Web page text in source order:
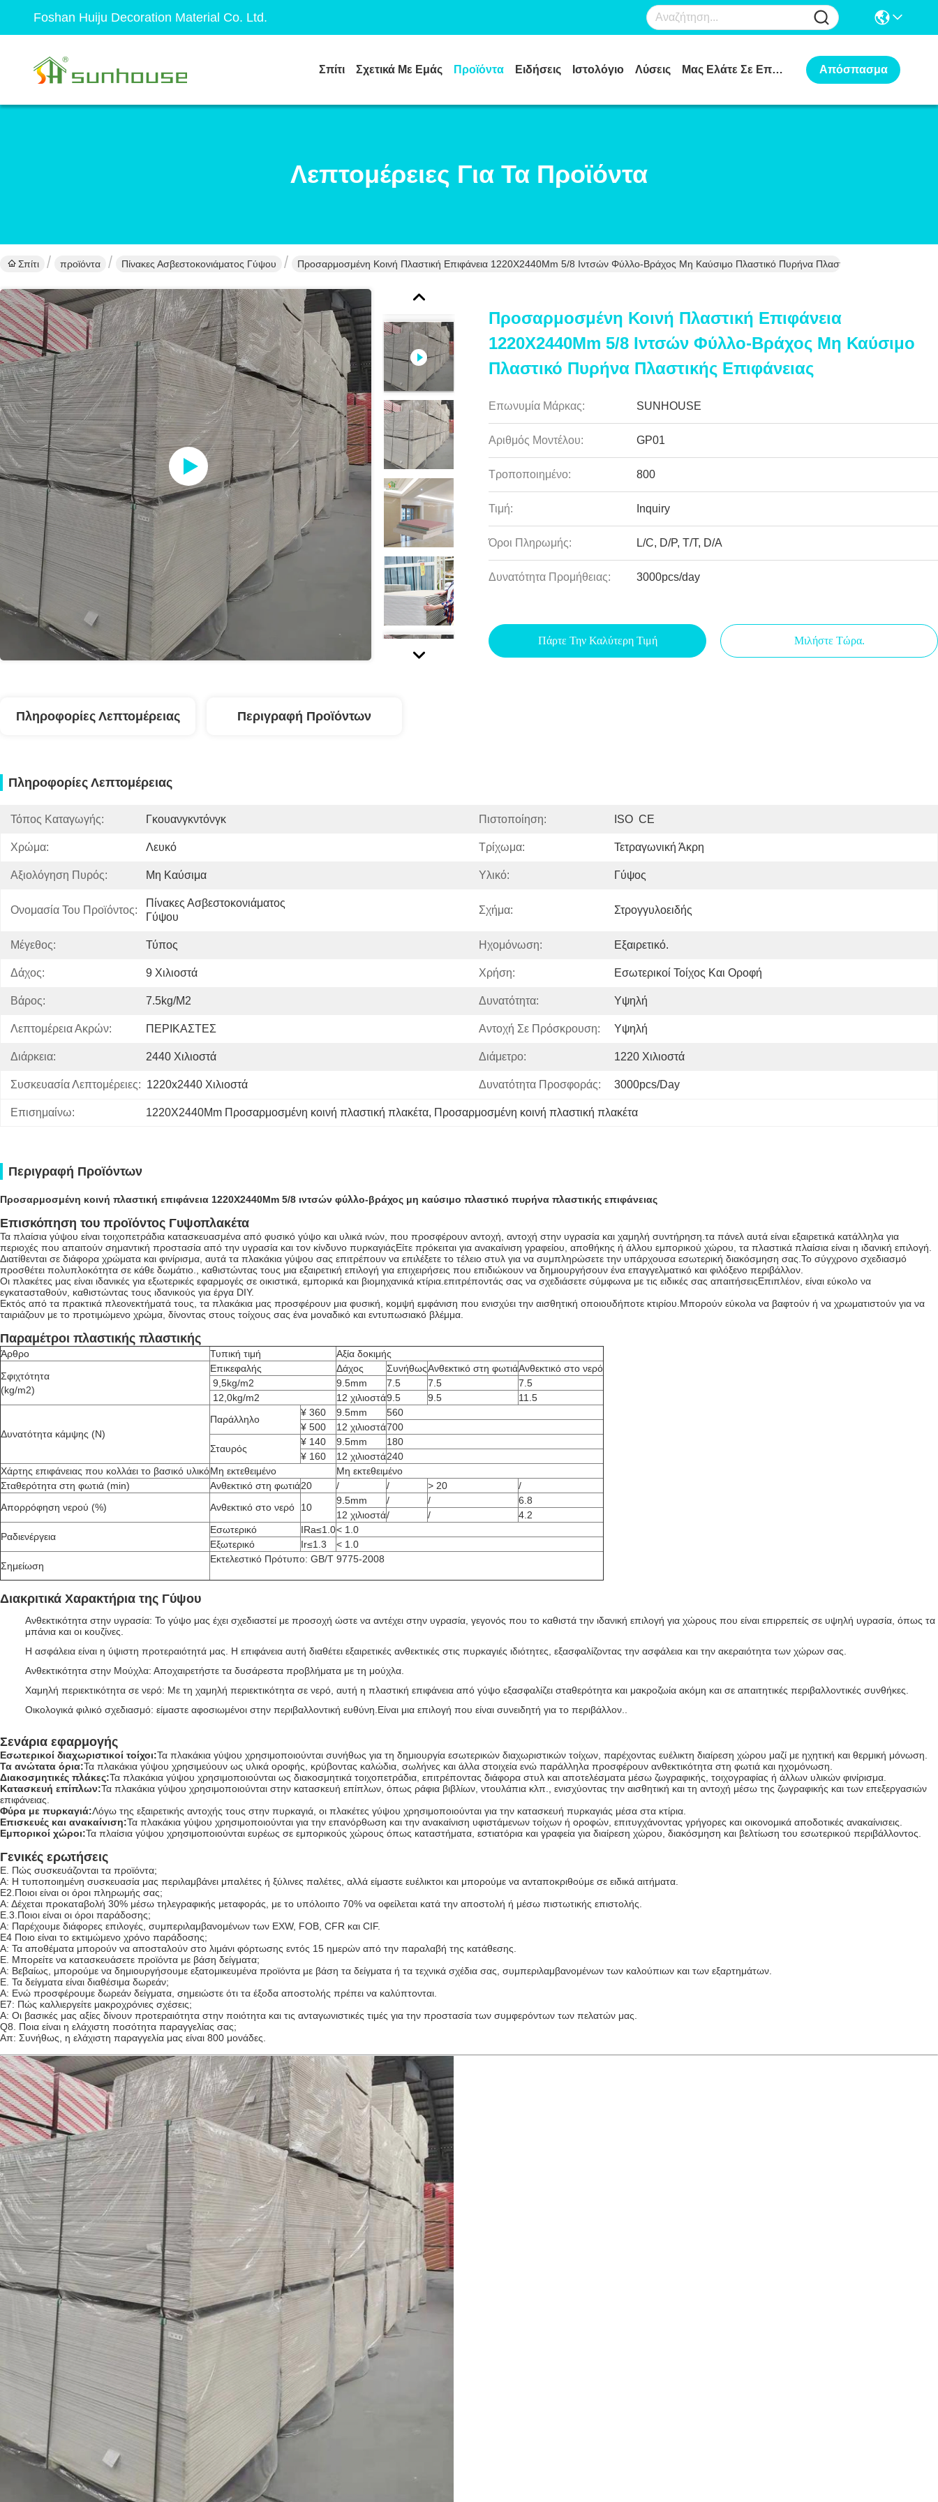
Foshan Huiju Decoration Material Co. Ltd.
Σπίτι Σχετικά Με Εμάς Προϊόντα Ειδήσεις Ιστολόγιο Λύσεις Μας Ελάτε Σε Επαφή Με Απόσπασμα
Λεπτομέρειες Για Τα Προϊόντα
Σπίτι προϊόντα Πίνακες Ασβεστοκονιάματος Γύψου Προσαρμοσμένη Κοινή Πλαστική Επιφάνεια 1220X2440Mm 5/8 Ιντσών Φύλλο-Βράχος Μη Καύσιμο Πλαστικό Πυρήνα Πλαστικής Επιφάνειας
Προσαρμοσμένη Κοινή Πλαστική Επιφάνεια
1220X2440Mm 5/8 Ιντσών Φύλλο-Βράχος Μη Καύσιμο
Πλαστικό Πυρήνα Πλαστικής Επιφάνειας
Επωνυμία Μάρκας: SUNHOUSE
Αριθμός Μοντέλου: GP01
Τροποποιημένο: 800
Τιμή: Inquiry
Όροι Πληρωμής: L/C, D/P, T/T, D/A
Δυνατότητα Προμήθειας: 3000pcs/day
Πάρτε Την Καλύτερη Τιμή Μιλήστε Τώρα.
Πληροφορίες Λεπτομέρειας Περιγραφή Προϊόντων
Πληροφορίες Λεπτομέρειας
Τόπος Καταγωγής: Γκουανγκντόνγκ Πιστοποίηση: ISO  CE
Χρώμα: Λευκό Τρίχωμα: Τετραγωνική Άκρη
Αξιολόγηση Πυρός: Μη Καύσιμα Υλικό: Γύψος
Ονομασία Του Προϊόντος:
Πίνακες Ασβεστοκονιάματος
Γύψου
Σχήμα: Στρογγυλοειδής
Μέγεθος: Τύπος Ηχομόνωση: Εξαιρετικό.
Δάχος: 9 Χιλιοστά Χρήση: Εσωτερικοί Τοίχος Και Οροφή
Βάρος: 7.5kg/m2 Δυνατότητα: Υψηλή
Λεπτομέρεια Ακρών: ΠΕΡΙΚΑΣΤΕΣ Αντοχή Σε Πρόσκρουση: Υψηλή
Διάρκεια: 2440 Χιλιοστά Διάμετρο: 1220 Χιλιοστά
Συσκευασία Λεπτομέρειες: 1220x2440 Χιλιοστά Δυνατότητα Προσφοράς: 3000pcs/day
Επισημαίνω: 1220X2440Mm Προσαρμοσμένη κοινή πλαστική πλακέτα, Προσαρμοσμένη κοινή πλαστική πλακέτα
Περιγραφή Προϊόντων
Προσαρμοσμένη κοινή πλαστική επιφάνεια 1220X2440Mm 5/8 ιντσών φύλλο-βράχος μη καύσιμο πλαστικό πυρήνα πλαστικής επιφάνειας
Επισκόπηση του προϊόντος Γυψοπλακέτα
Τα πλαίσια γύψου είναι τοιχοπετράδια κατασκευασμένα από φυσικό γύψο και υλικά ινών, που προσφέρουν αντοχή, αντοχή στην υγρασία και χαμηλή συντήρηση.τα πάνελ αυτά είναι εξαιρετικά κατάλληλα για
περιοχές που απαιτούν σημαντική προστασία από την υγρασία και τον κίνδυνο πυρκαγιάςΕίτε πρόκειται για ανακαίνιση γραφείου, αποθήκης ή άλλου εμπορικού χώρου, τα πλαστικά πλαίσια είναι η ιδανική επιλογή.
Διατίθενται σε διάφορα χρώματα και φινίρισμα, αυτά τα πλακάκια γύψου σας επιτρέπουν να επιλέξετε το τέλειο στυλ για να συμπληρώσετε την υπάρχουσα εσωτερική διακόσμηση σας.Το σύγχρονο σχεδιασμό
προσθέτει πολυπλοκότητα σε κάθε δωμάτιο., καθιστώντας τους μια εξαιρετική επιλογή για επιχειρήσεις που επιδιώκουν να δημιουργήσουν ένα επαγγελματικό και φιλόξενο περιβάλλον.
Οι πλακέτες μας είναι ιδανικές για εξωτερικές εφαρμογές σε οικιστικά, εμπορικά και βιομηχανικά κτίρια.επιτρέποντάς σας να σχεδιάσετε σύμφωνα με τις ειδικές σας απαιτήσειςΕπιπλέον, είναι εύκολο να
εγκατασταθούν, καθιστώντας τους ιδανικούς για έργα DIY.
Εκτός από τα πρακτικά πλεονεκτήματά τους, τα πλακάκια μας προσφέρουν μια φυσική, κομψή εμφάνιση που ενισχύει την αισθητική οποιουδήποτε κτιρίου.Μπορούν εύκολα να βαφτούν ή να χρωματιστούν για να
ταιριάζουν με το προτιμώμενο χρώμα, δίνοντας στους τοίχους σας ένα μοναδικό και εντυπωσιακό βλέμμα.
Παραμέτροι πλαστικής πλαστικής
Άρθρο Τυπική τιμή
Αξία δοκιμής
Σφιχτότητα
(kg/m2)
Επικεφαλής Δάχος ΣυνήθωςΑνθεκτικό στη φωτιάΑνθεκτικό στο νερό
️ 9,5kg/m2
9.5mm 7.5 7.5
7.5
️ 12,0kg/m2
12 χιλιοστά9.5 9.5 11.5
Δυνατότητα κάμψης (N)
Παράλληλο
¥ 360 9.5mm
560
¥ 500
12 χιλιοστά700
Σταυρός
¥ 140 9.5mm
180
¥ 160
12 χιλιοστά240
Χάρτης επιφάνειας που κολλάει το βασικό υλικόΜη εκτεθειμένο
Μη εκτεθειμένο
Σταθερότητα στη φωτιά (min)
Ανθεκτικό στη φωτιά20 / / > 20
/
Απορρόφηση νερού (%)
Ανθεκτικό στο νερό 10
9.5mm / /
6.8
12 χιλιοστά/ /
4.2
Ραδιενέργεια
Εσωτερικό IRa≤1.0< 1.0
Εξωτερικό
Ir≤1.3
< 1.0
Σημείωση
Εκτελεστικό Πρότυπο: GB/T 9775-2008
Διακριτικά Χαρακτήρια της Γύψου
Ανθεκτικότητα στην υγρασία: Το γύψο μας έχει σχεδιαστεί με προσοχή ώστε να αντέχει στην υγρασία, γεγονός που το καθιστά την ιδανική επιλογή για χώρους που είναι επιρρεπείς σε υψηλή υγρασία, όπως τα
μπάνια και οι κουζίνες.
Η ασφάλεια είναι η ύψιστη προτεραιότητά μας. Η επιφάνεια αυτή διαθέτει εξαιρετικές ανθεκτικές στις πυρκαγιές ιδιότητες, εξασφαλίζοντας την ασφάλεια και την ακεραιότητα των χώρων σας.
Ανθεκτικότητα στην Μούχλα: Αποχαιρετήστε τα δυσάρεστα προβλήματα με τη μούχλα.
Χαμηλή περιεκτικότητα σε νερό: Με τη χαμηλή περιεκτικότητα σε νερό, αυτή η πλαστική επιφάνεια από γύψο εξασφαλίζει σταθερότητα και μακροζωία ακόμη και σε απαιτητικές περιβαλλοντικές συνθήκες.
Οικολογικά φιλικό σχεδιασμό: είμαστε αφοσιωμένοι στην περιβαλλοντική ευθύνη.Είναι μια επιλογή που είναι συνειδητή για το περιβάλλον..
Σενάρια εφαρμογής
Εσωτερικοί διαχωριστικοί τοίχοι:Τα πλακάκια γύψου χρησιμοποιούνται συνήθως για τη δημιουργία εσωτερικών διαχωριστικών τοίχων, παρέχοντας ευέλικτη διαίρεση χώρου μαζί με ηχητική και θερμική μόνωση.
Τα ανώτατα όρια:Τα πλακάκια γύψου χρησιμεύουν ως υλικά οροφής, κρύβοντας καλώδια, σωλήνες και άλλα στοιχεία ενώ παράλληλα προσφέρουν ανθεκτικότητα στη φωτιά και ηχομόνωση.
Διακοσμητικές πλάκες:Τα πλακάκια γύψου χρησιμοποιούνται ως διακοσμητικά τοιχοπετράδια, επιτρέποντας διάφορα στυλ και αποτελέσματα μέσω ζωγραφικής, τοιχογραφίας ή άλλων υλικών φινίρισμα.
Κατασκευή επίπλων:Τα πλακάκια γύψου χρησιμοποιούνται στην κατασκευή επίπλων, όπως ράφια βιβλίων, ντουλάπια κλπ., ενισχύοντας την αισθητική και τη αντοχή μέσω της ζωγραφικής και των επεξεργασιών
επιφάνειας.
Φύρα με πυρκαγιά:Λόγω της εξαιρετικής αντοχής τους στην πυρκαγιά, οι πλακέτες γύψου χρησιμοποιούνται για την κατασκευή πυρκαγιάς μέσα στα κτίρια.
Επισκευές και ανακαίνιση:Τα πλακάκια γύψου χρησιμοποιούνται για την επανόρθωση και την ανακαίνιση υφιστάμενων τοίχων ή οροφών, επιτυγχάνοντας γρήγορες και οικονομικά αποδοτικές ανακαίνισεις.
Εμπορικοί χώροι:Τα πλαίσια γύψου χρησιμοποιούνται ευρέως σε εμπορικούς χώρους όπως καταστήματα, εστιατόρια και γραφεία για διαίρεση χώρου, διακόσμηση και βελτίωση του εσωτερικού περιβάλλοντος.
Γενικές ερωτήσεις
Ε. Πώς συσκευάζονται τα προϊόντα;
Α: Η τυποποιημένη συσκευασία μας περιλαμβάνει μπαλέτες ή ξύλινες παλέτες, αλλά είμαστε ευέλικτοι και μπορούμε να ανταποκριθούμε σε ειδικά αιτήματα.
Ε2.Ποιοι είναι οι όροι πληρωμής σας;
Α: Δέχεται προκαταβολή 30% μέσω τηλεγραφικής μεταφοράς, με το υπόλοιπο 70% να οφείλεται κατά την αποστολή ή μέσω πιστωτικής επιστολής.
Ε.3.Ποιοι είναι οι όροι παράδοσης;
Α: Παρέχουμε διάφορες επιλογές, συμπεριλαμβανομένων των EXW, FOB, CFR και CIF.
Ε4 Ποιο είναι το εκτιμώμενο χρόνο παράδοσης;
Α: Τα αποθέματα μπορούν να αποσταλούν στο λιμάνι φόρτωσης εντός 15 ημερών από την παραλαβή της κατάθεσης.
Ε. Μπορείτε να κατασκευάσετε προϊόντα με βάση δείγματα;
Α: Βεβαίως, μπορούμε να δημιουργήσουμε εξατομικευμένα προϊόντα με βάση τα δείγματα ή τα τεχνικά σχέδια σας, συμπεριλαμβανομένων των καλούπιων και των εξαρτημάτων.
Ε. Τα δείγματα είναι διαθέσιμα δωρεάν;
Α: Ενώ προσφέρουμε δωρεάν δείγματα, σημειώστε ότι τα έξοδα αποστολής πρέπει να καλύπτονται.
Ε7: Πώς καλλιεργείτε μακροχρόνιες σχέσεις;
Α: Οι βασικές μας αξίες δίνουν προτεραιότητα στην ποιότητα και τις ανταγωνιστικές τιμές για την προστασία των συμφερόντων των πελατών μας.
Q8. Ποια είναι η ελάχιστη ποσότητα παραγγελίας σας;
Απ: Συνήθως, η ελάχιστη παραγγελία μας είναι 800 μονάδες.